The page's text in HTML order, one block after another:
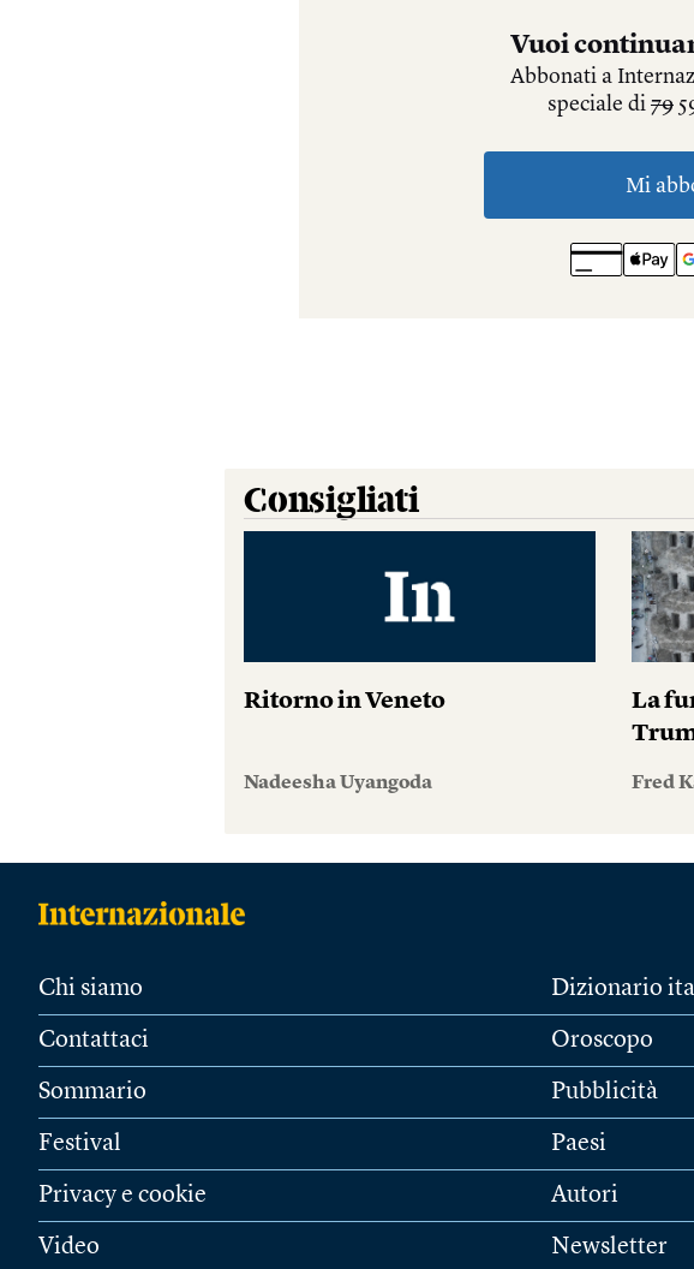
Consigliati
Ritorno in Veneto
Nadeesha Uyangoda
La
Fred
Chi siamo
Contattaci
Sommario
Festival
Privacy e cookie
Video
Dizionario
Oroscopo
Pubblicità
Paesi
Autori
Newsletter